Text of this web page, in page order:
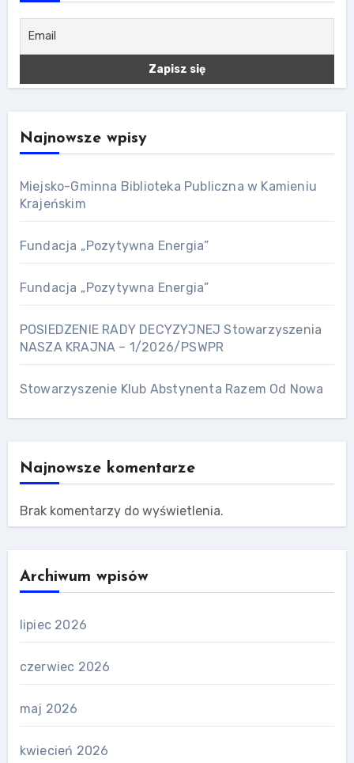
Najnowsze wpisy
Miejsko-Gminna Biblioteka Publiczna w Kamieniu
Krajeńskim
Fundacja „Pozytywna Energia”
Fundacja „Pozytywna Energia”
POSIEDZENIE RADY DECYZYJNEJ Stowarzyszenia
NASZA KRAJNA – 1/2026/PSWPR
Stowarzyszenie Klub Abstynenta Razem Od Nowa
Najnowsze komentarze
Brak komentarzy do wyświetlenia.
Archiwum wpisów
lipiec 2026
czerwiec 2026
maj 2026
kwiecień 2026